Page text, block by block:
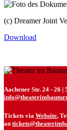
(c) Dreamer Joint
Download
Aachener Str. 24 - 26 |
Tickets via Website,
an